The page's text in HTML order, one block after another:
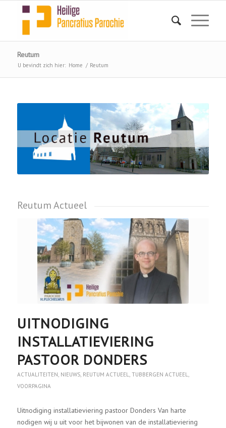
Reutum
U bevindt zich hier: Home / Reutum
Reutum Actueel
UITNODIGING
INSTALLATIEVIERING
PASTOOR DONDERS
ACTUALITEITEN NIEUWS, REUTUM ACTUEEL TUBBERGEN ACTUEEL
VOORPAGINA
Uitnodiging installatieviering pastoor Donders Van harte
nodigen wij u uit voor het bijwonen van de installatieviering